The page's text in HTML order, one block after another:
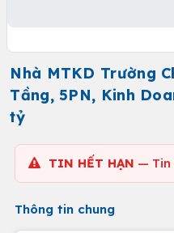
Nhà MTKD Trường
Tầng, 5PN, Kinh
tỷ
TIN HẾT HẠN — Tin
Thông tin chung